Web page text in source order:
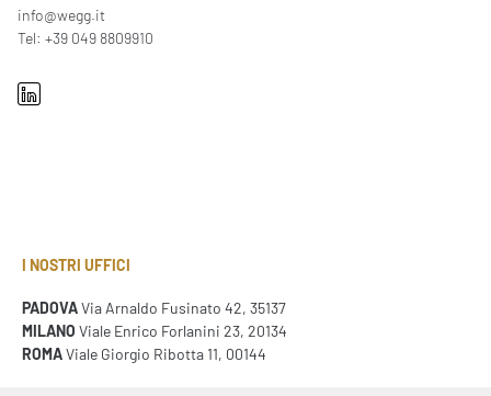
info@wegg.it
Tel: +39 049 8809910
I NOSTRI UFFICI
PADOVAVia Arnaldo Fusinato 42, 35137
MILANO Viale Enrico Forlanini 23, 20134
ROMAViale Giorgio Ribotta 11, 00144